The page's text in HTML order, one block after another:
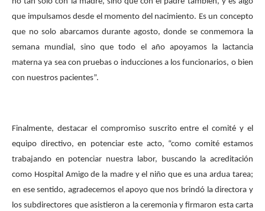
que impulsamos desde el momento del nacimiento. Es un concepto
que no solo abarcamos durante agosto, donde se conmemora la
semana mundial, sino que todo el año apoyamos la lactancia
materna ya sea con pruebas o inducciones a los funcionarios, o bien
con nuestros pacientes”.
Finalmente, destacar el compromiso suscrito entre el comité y el
equipo directivo, en potenciar este acto, “como comité estamos
trabajando en potenciar nuestra labor, buscando la acreditación
como Hospital Amigo de la madre y el niño que es una ardua tarea;
en ese sentido, agradecemos el apoyo que nos brindó la directora y
los subdirectores que asistieron a la ceremonia y firmaron esta carta